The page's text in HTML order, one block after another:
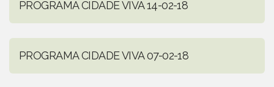
PROGRAMA CIDADE VIVA 14-02-18
PROGRAMA CIDADE VIVA 07-02-18